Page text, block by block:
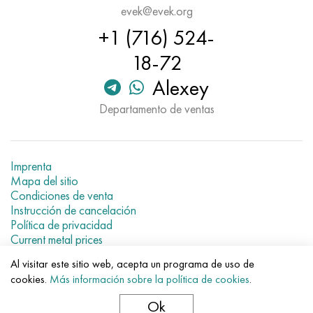
evek@evek.org
+1 (716) 524-
18-72
Alexey
Departamento de ventas
Imprenta
Mapa del sitio
Condiciones de venta
Instrucción de cancelación
Política de privacidad
Current metal prices
© 2007–2026 «Evek GmbH»
El uso de los materiales de la web sin enlaces directos para el
Al visitar este sitio web, acepta un programa de uso de
cookies. Más información sobre la política de cookies.
Ok
udimet 720
40XFA, 1.7223, AISI 4142
45HN2MFA, k2425, 45hnmf
A40G, 44smn28, 1.0762, 46s20